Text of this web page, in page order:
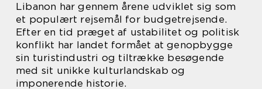
Libanon har gennem årene udviklet sig som
et populært rejsemål for budgetrejsende.
Efter en tid præget af ustabilitet og politisk
konflikt har landet formået at genopbygge
sin turistindustri og tiltrække besøgende
med sit unikke kulturlandskab og
imponerende historie.